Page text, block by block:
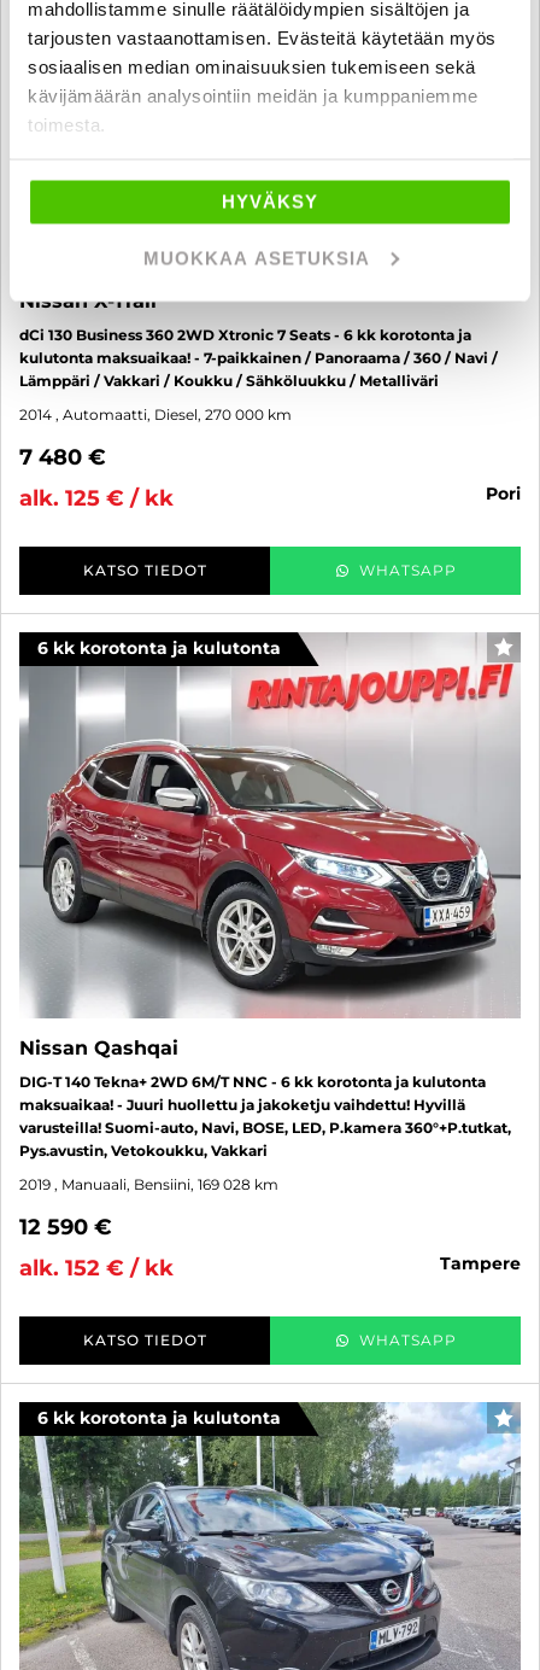
mahdollistamme sinulle räätälöidympien sisältöjen ja
tarjousten vastaanottamisen. Evästeitä käytetään myös
sosiaalisen median ominaisuuksien tukemiseen sekä
kävijämäärän analysointiin meidän ja kumppaniemme
toimesta.
HYVÄKSY
MUOKKAA ASETUKSIA
Nissan X-Trail
dCi 130 Business 360 2WD Xtronic 7 Seats - 6 kk korotonta ja
kulutonta maksuaikaa! - 7-paikkainen / Panoraama / 360 / Navi /
Lämppäri / Vakkari / Koukku / Sähköluukku / Metalliväri
2014 , Automaatti, Diesel, 270 000 km
7 480 €
alk. 125 € / kk
pori
KATSO TIEDOT WHATSAPP
6 kk korotonta ja kulutonta
Nissan Qashqai
DIG-T 140 Tekna+ 2WD 6M/T NNC - 6 kk korotonta ja kulutonta
maksuaikaa! - Juuri huollettu ja jakoketju vaihdettu! Hyvillä
varusteilla! Suomi-auto, Navi, BOSE, LED, P.kamera 360°+P.tutkat,
Pys.avustin, Vetokoukku, Vakkari
2019 , Manuaali, Bensiini, 169 028 km
12 590 €
alk. 152 € / kk
tampere
KATSO TIEDOT WHATSAPP
6 kk korotonta ja kulutonta